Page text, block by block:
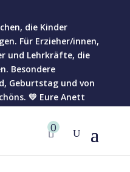
die Kinder
Für Erzieher/innen,
und Lehrkräfte, die
Besondere
Geburtstag und von
💛 Eure Anett
0